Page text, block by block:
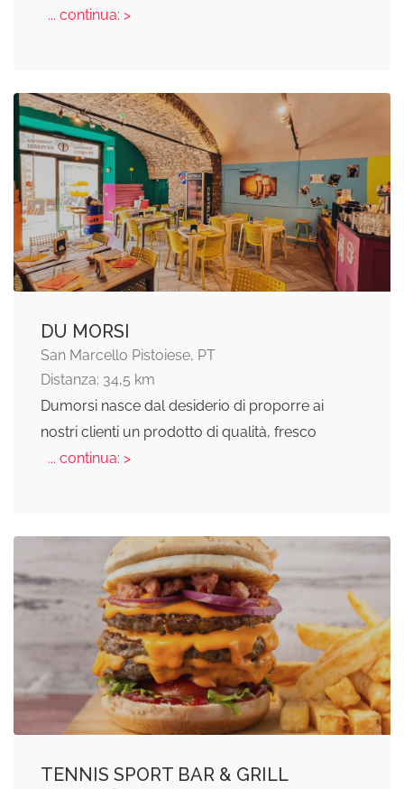
... continua: >
DU MORSI
San Marcello Pistoiese, PT
Distanza: 34,5 km
Dumorsi nasce dal desiderio di proporre ai
nostri clienti un prodotto di qualità, fresco
... continua: >
TENNIS SPORT BAR & GRILL